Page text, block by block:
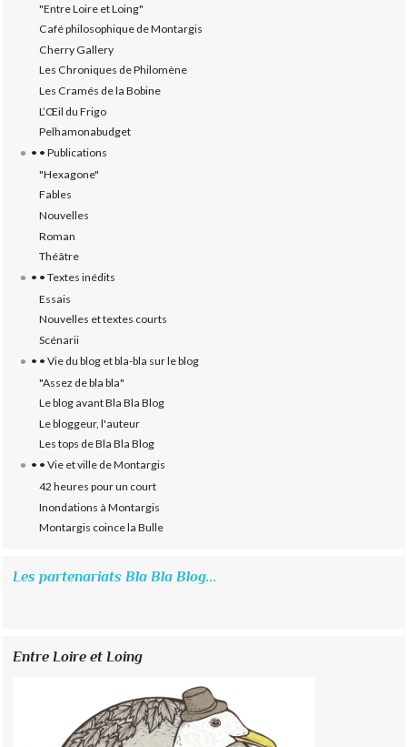
"Entre Loire et Loing"
Café philosophique de Montargis
Cherry Gallery
Les Chroniques de Philomène
Les Cramés de la Bobine
L’‎Œil du Frigo
Pelhamonabudget
• • Publications
"Hexagone"
Fables
Nouvelles
Roman
Théâtre
• • Textes inédits
Essais
Nouvelles et textes courts
Scénarii
• • Vie du blog et bla-bla sur le blog
"Assez de bla bla"
Le blog avant Bla Bla Blog
Le bloggeur, l'auteur
Les tops de Bla Bla Blog
• • Vie et ville de Montargis
42 heures pour un court
Inondations à Montargis
Montargis coince la Bulle
Les partenariats Bla Bla Blog...
Entre Loire et Loing